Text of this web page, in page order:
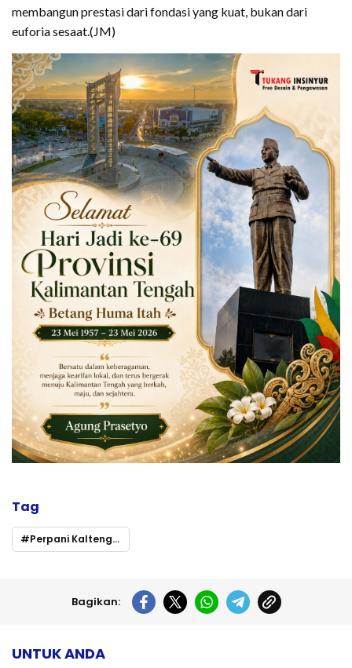
membangun prestasi dari fondasi yang kuat, bukan dari
euforia sesaat.(JM)
Tag
Perpani Kalteng Lakukan Konsolidasi Menuju PON 2028: Agustan Saining Nahkodai Kepengurusan Baru
Bagikan:
UNTUK ANDA